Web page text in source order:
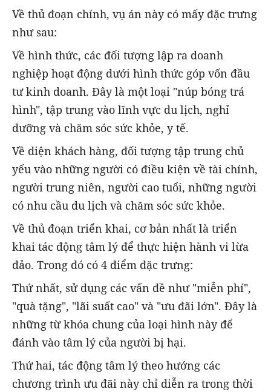
Về thủ đoạn chính, vụ án này có mấy đặc trưng
như sau:
Về hình thức, các đối tượng lập ra doanh
nghiệp hoạt động dưới hình thức góp vốn đầu
tư kinh doanh. Đây là một loại "núp bóng trá
hình", tập trung vào lĩnh vực du lịch, nghỉ
dưỡng và chăm sóc sức khỏe, y tế.
Về diện khách hàng, đối tượng tập trung chủ
yếu vào những người có điều kiện về tài chính,
người trung niên, người cao tuổi, những người
có nhu cầu du lịch và chăm sóc sức khỏe.
Về thủ đoạn triển khai, cơ bản nhất là triển
khai tác động tâm lý để thực hiện hành vi lừa
đảo. Trong đó có 4 điểm đặc trưng:
Thứ nhất, sử dụng các vấn đề như "miễn phí",
"quà tặng", "lãi suất cao" và "ưu đãi lớn". Đây là
những từ khóa chung của loại hình này để
đánh vào tâm lý của người bị hại.
Thứ hai, tác động tâm lý theo hướng các
chương trình ưu đãi này chỉ diễn ra trong thời